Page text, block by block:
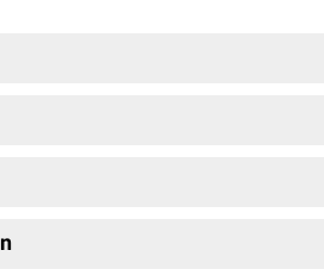
Impfstoff Mérieux®).
vorher.